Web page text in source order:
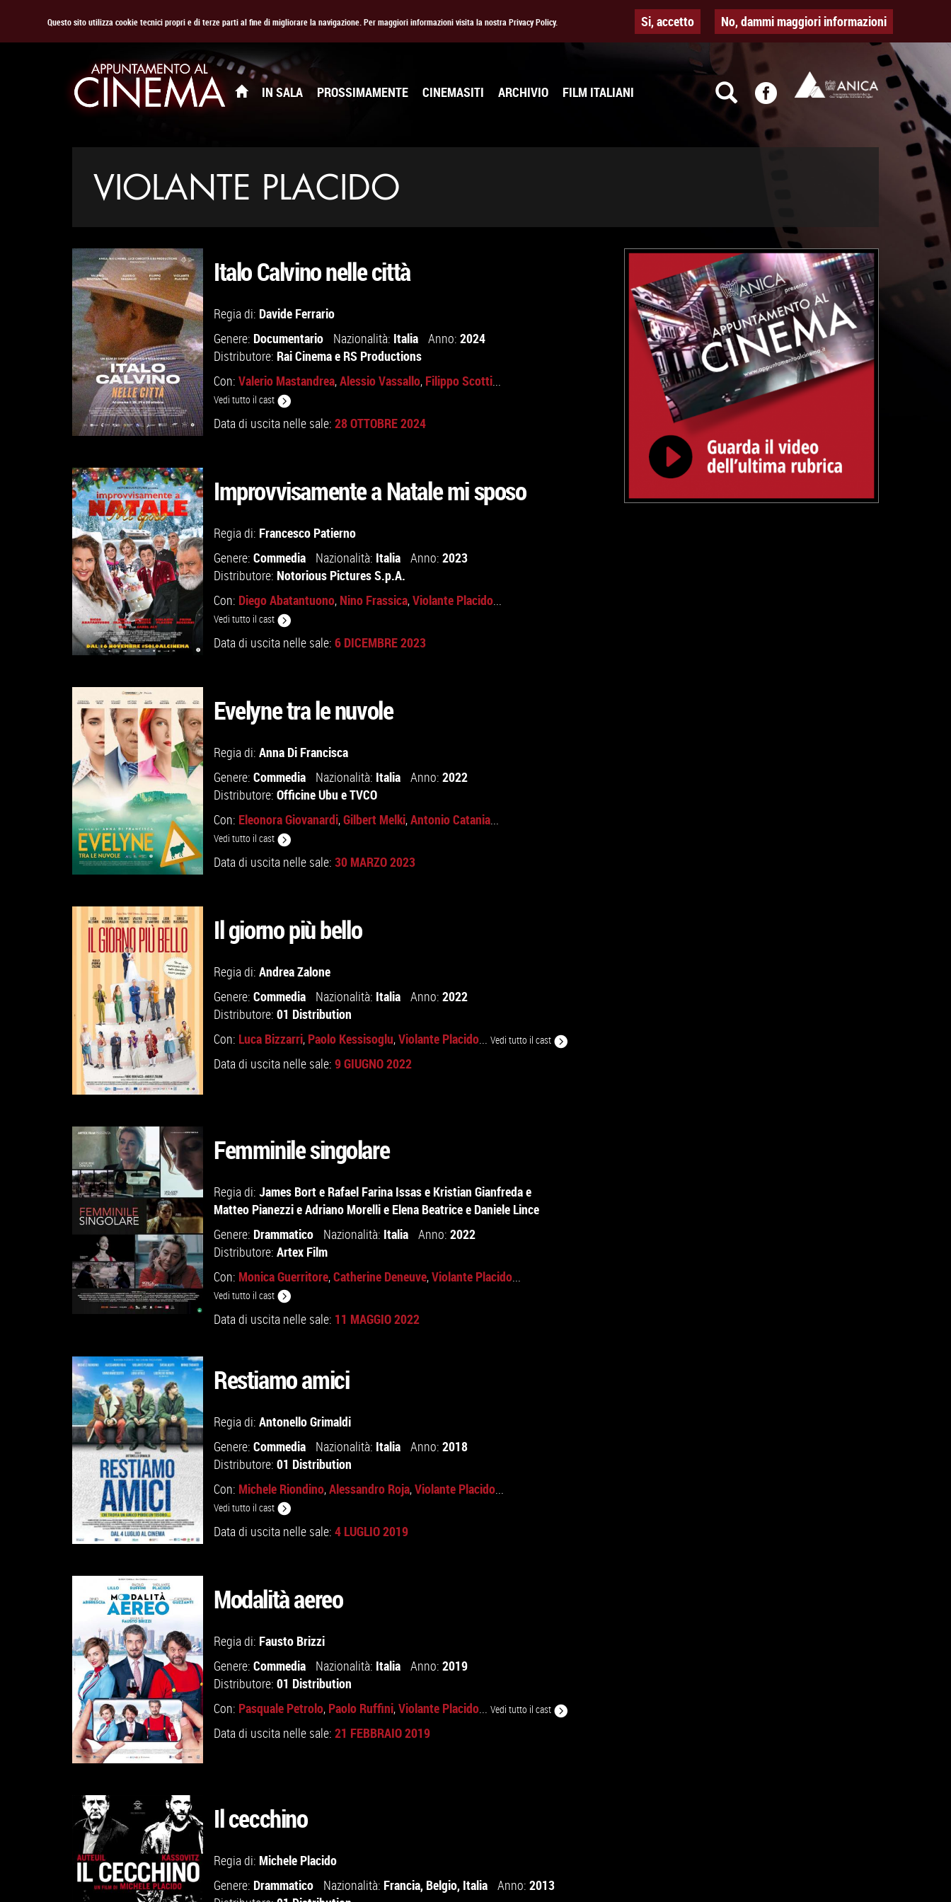
Questo sito utilizza cookie tecnici propri e di terze parti al fine di migliorare la navigazione. Per maggiori informazioni visita la nostra Privacy Policy. Si, accetto No, dammi maggiori informazioni
IN SALA PROSSIMAMENTE CINEMASITI ARCHIVIO FILM ITALIANI
VIOLANTE PLACIDO
GUARDA IL TRAILER
VAI ALLA SCHEDA
Italo Calvino nelle città
Regia di: Davide Ferrario
Genere: Documentario Nazionalità: Italia Anno: 2024
Distributore: Rai Cinemae RS Productions
Con: Valerio Mastandrea,Alessio Vassallo, Filippo Scotti...
Vedi tutto il cast
Data di uscita nelle sale: 28 OTTOBRE 2024
GUARDA IL TRAILER
VAI ALLA SCHEDA
Improvvisamente a Natale mi sposo
Regia di: Francesco Patierno
Genere: Commedia Nazionalità: Italia Anno: 2023
Distributore: Notorious Pictures S.p.A.
Con: Diego Abatantuono, Nino Frassica,Violante Placido...
Vedi tutto il cast
Data di uscita nelle sale: 6 DICEMBRE 2023
VAI ALLA SCHEDA
Evelyne tra le nuvole
Regia di: Anna Di Francisca
Genere: Commedia Nazionalità: Italia Anno: 2022
Distributore: Officine Ubu eTVCO
Con: Eleonora Giovanardi,Gilbert Melki,Antonio Catania...
Vedi tutto il cast
Data di uscita nelle sale: 30 MARZO 2023
GUARDA IL TRAILER
VAI ALLA SCHEDA
Il giorno più bello
Regia di: Andrea Zalone
Genere: Commedia Nazionalità: Italia Anno: 2022
Distributore: 01 Distribution
Con: Luca Bizzarri, Paolo Kessisoglu,Violante Placido... Vedi tutto il cast
Data di uscita nelle sale: 9 GIUGNO 2022
GUARDA IL TRAILER
VAI ALLA SCHEDA
Femminile singolare
Regia di: James Borte Rafael Farina Issase Kristian Gianfredae
Matteo PianezzieAdriano Morellie Elena Beatricee Daniele Lince
Genere: Drammatico Nazionalità: Italia Anno: 2022
Distributore: Artex Film
Con: Monica Guerritore,Catherine Deneuve,Violante Placido...
Vedi tutto il cast
Data di uscita nelle sale: 11 MAGGIO 2022
GUARDA IL TRAILER
VAI ALLA SCHEDA
Restiamo amici
Regia di: Antonello Grimaldi
Genere: Commedia Nazionalità: Italia Anno: 2018
Distributore: 01 Distribution
Con: Michele Riondino,Alessandro Roja,Violante Placido...
Vedi tutto il cast
Data di uscita nelle sale: 4 LUGLIO 2019
GUARDA IL TRAILER
VAI ALLA SCHEDA
Modalità aereo
Regia di: Fausto Brizzi
Genere: Commedia Nazionalità: Italia Anno: 2019
Distributore: 01 Distribution
Con: Pasquale Petrolo, Paolo Ruffini,Violante Placido... Vedi tutto il cast
Data di uscita nelle sale: 21 FEBBRAIO 2019
Il cecchino
Regia di: Michele Placido
Genere: Drammatico Nazionalità: Francia, Belgio, Italia Anno: 2013